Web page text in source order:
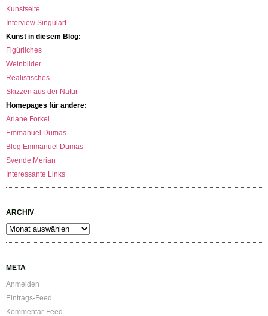
Kunstseite
Interview Singulart
Kunst in diesem Blog:
Figürliches
Weinbilder
Realistisches
Skizzen aus der Natur
Homepages für andere:
Ariane Forkel
Emmanuel Dumas
Blog Emmanuel Dumas
Svende Merian
Interessante Links
ARCHIV
Archiv
META
Anmelden
Eintrags-Feed
Kommentar-Feed